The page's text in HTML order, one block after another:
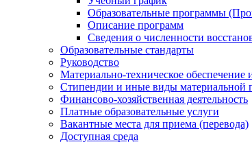
Образовательные программы
Описание программ
Сведения о численности
Образовательные стандарты
Руководство
Материально-техническое обеспечение
Стипендии и иные виды материальной
Финансово-хозяйственная деятельность
Платные образовательные услуги
Вакантные места для приема (перевода)
Доступная среда